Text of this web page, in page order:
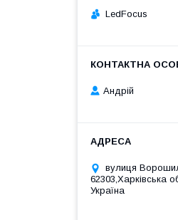
LedFocus
Андрій
вулиця
62303,Харківська
Україна